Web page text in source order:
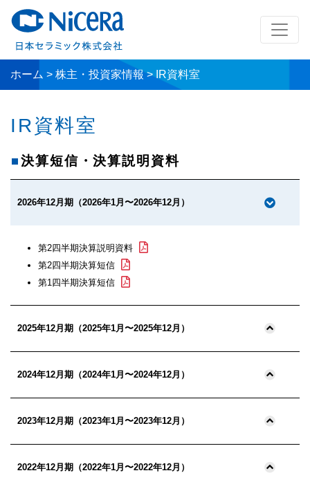
ホーム > 株主・投資家情報> IR資料室
IR資料室
決算短信・決算説明資料
2026年12月期（2026年1月〜2026年12月）
第2四半期決算説明資料
第2四半期決算短信
第1四半期決算短信
2025年12月期（2025年1月〜2025年12月）
2024年12月期（2024年1月〜2024年12月）
2023年12月期（2023年1月〜2023年12月）
2022年12月期（2022年1月〜2022年12月）